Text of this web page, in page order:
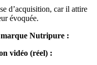
d’acquisition, car il attire
évoquée.
marque Nutripure :
vidéo (réel) :